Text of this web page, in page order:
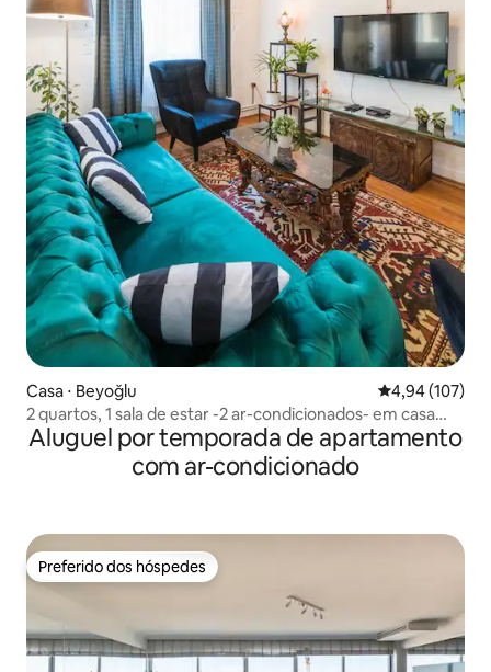
Casa ⋅ Beyoğlu 4,94 de uma
4,94 (107)
2 quartos, 1 sala de estar -2 ar-condicionados- em casa
histórica
Aluguel por temporada de apartamento
com ar-condicionado
Preferido dos hóspedes
Preferido dos hóspedes